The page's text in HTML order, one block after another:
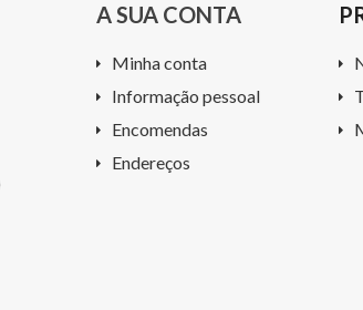
A SUA CONTA
Minha conta
Informação pessoal
Encomendas
Endereços